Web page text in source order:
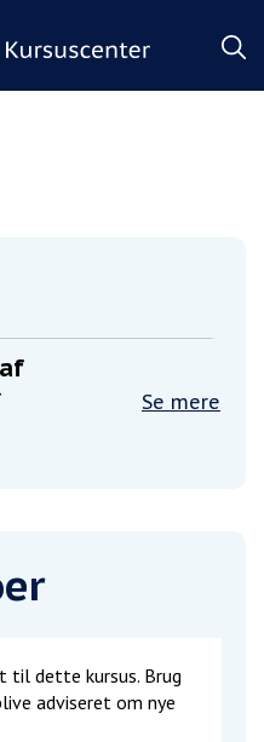
Se mere
til dette kursus. Brug
adviseret om nye